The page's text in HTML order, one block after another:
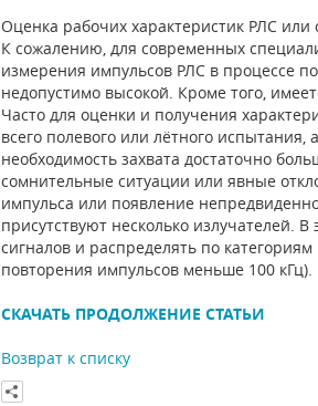
Оценка рабочих характеристик РЛС
К сожалению, для современных
измерения импульсов РЛС в процессе
недопустимо высокой. Кроме того,
Часто для оценки и получения
всего полевого или лётного
необходимость захвата достаточно
сомнительные ситуации или явные
импульса или появление
присутствуют несколько излучателей.
сигналов и распределять по
повторения импульсов меньше 100 кГц).
СКАЧАТЬ ПРОДОЛЖЕНИЕ СТАТЬИ
Возврат к списку